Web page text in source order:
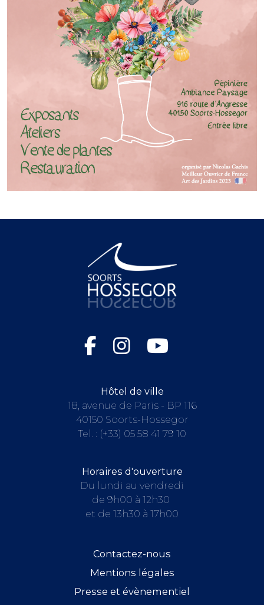
Hôtel de ville
18, avenue de Paris - BP 116
40150 Soorts-Hossegor
Tel. : (+33) 05 58 41 79 10
Horaires d'ouverture
Du lundi au vendredi
de 9h00 à 12h30
et de 13h30 à 17h00
Contactez-nous
Mentions légales
Presse et évènementiel